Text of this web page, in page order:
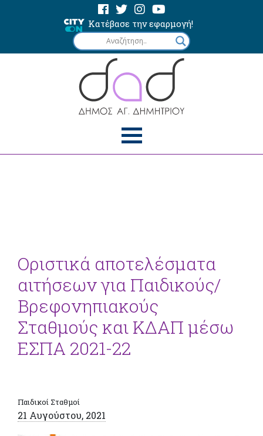
Κατέβασε την εφαρμογή!
Οριστικά αποτελέσματα
αιτήσεων για Παιδικούς/
Βρεφονηπιακούς
Σταθμούς και ΚΔΑΠ μέσω
ΕΣΠΑ 2021-22
Παιδικοί Σταθμοί
21 Αυγούστου, 2021